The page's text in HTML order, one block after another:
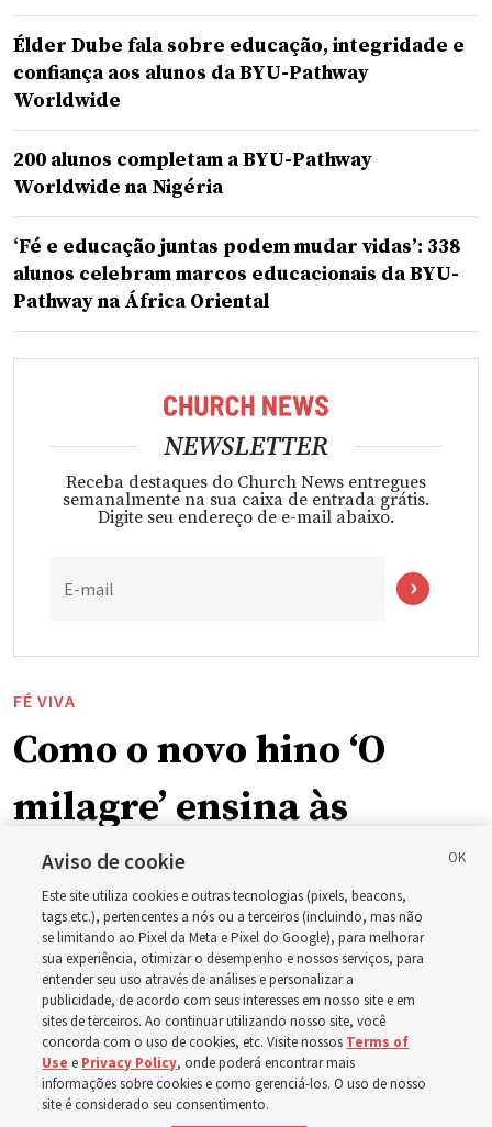
Élder Dube fala sobre educação, integridade e
confiança aos alunos da BYU-Pathway
Worldwide
200 alunos completam a BYU-Pathway
Worldwide na Nigéria
‘Fé e educação juntas podem mudar vidas’: 338
alunos celebram marcos educacionais da BYU-
Pathway na África Oriental
NEWSLETTER
Receba destaques do Church News entregues
semanalmente na sua caixa de entrada grátis.
Digite seu endereço de e-mail abaixo.
E-mail
FÉ VIVA
Como o novo hino ‘O
milagre’ ensina às
crianças sobre os
milagres de Cristo
A inspiração por trás do hino ‘O Milagre’, de Shawna
Edwards
5 agosto 2026, 9:26 a.m. MDT Compartilhar
Aviso de cookie
Este site utiliza cookies e outras tecnologias (pixels, beacons,
tags etc.), pertencentes a nós ou a terceiros (incluindo, mas não
se limitando ao Pixel da Meta e Pixel do Google), para melhorar
sua experiência, otimizar o desempenho e nossos serviços, para
entender seu uso através de análises e personalizar a
publicidade, de acordo com seus interesses em nosso site e em
sites de terceiros. Ao continuar utilizando nosso site, você
concorda com o uso de cookies, etc. Visite nossos Terms of
Use e Privacy Policy, onde poderá encontrar mais
informações sobre cookies e como gerenciá-los. O uso de nosso
site é considerado seu consentimento.